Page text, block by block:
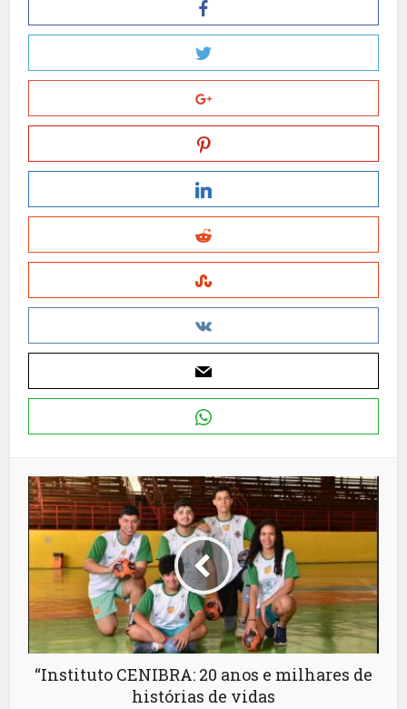
“Instituto CENIBRA: 20 anos e milhares de
histórias de vidas